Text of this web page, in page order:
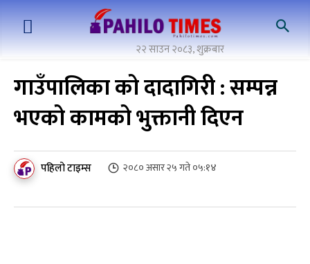
२२ साउन २०८३, शुक्रबार
गाउँपालिका को दादागिरी : सम्पन्न
भएको कामको भुक्तानी दिएन
पहिलो टाइम्स २०८० असार २५ गते ०५:१४